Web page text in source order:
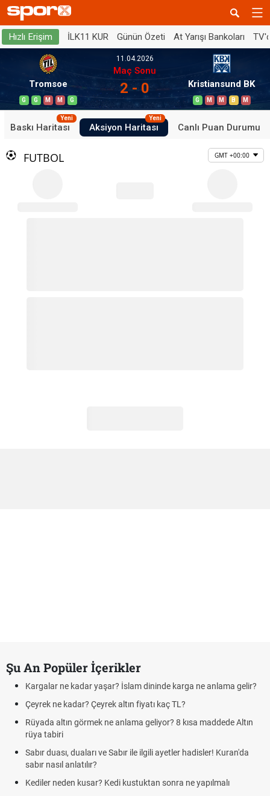
Hızlı Erişim İLK11 KUR Günün Özeti At Yarışı Bankoları
Tromsoe
G G M M G
11.04.2026
Maç Sonu
2 - 0 Kristiansund BK
G M M B M
Baskı Haritası
Yeni
Aksiyon Haritası
Yeni
Canlı Puan Durumu
FUTBOL GMT +00:00
Şu An Popüler İçerikler
Kargalar ne kadar yaşar? İslam dininde karga ne anlama gelir?
Çeyrek ne kadar? Çeyrek altın fiyatı kaç TL?
Rüyada altın görmek ne anlama geliyor? 8 kısa maddede Altın
rüya tabiri
Sabır duası, duaları ve Sabır ile ilgili ayetler hadisler! Kuran'da
sabır nasıl anlatılır?
Kediler neden kusar? Kedi kustuktan sonra ne yapılmalı